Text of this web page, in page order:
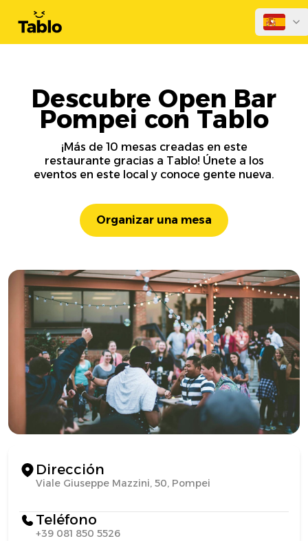
Descubre Open Bar
Pompei con Tablo
¡Más de 10 mesas creadas en este
restaurante gracias a Tablo! Únete a los
eventos en este local y conoce gente nueva.
Organizar una mesa
Dirección
Viale Giuseppe Mazzini, 50, Pompei
Teléfono
+39 081 850 5526